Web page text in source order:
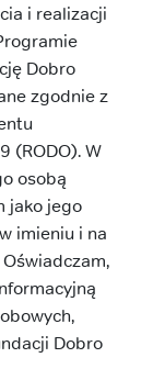
i realizacji
Dobro
zgodnie z
(RODO). W
osobą
jako jego
imieniu i na
Dobro